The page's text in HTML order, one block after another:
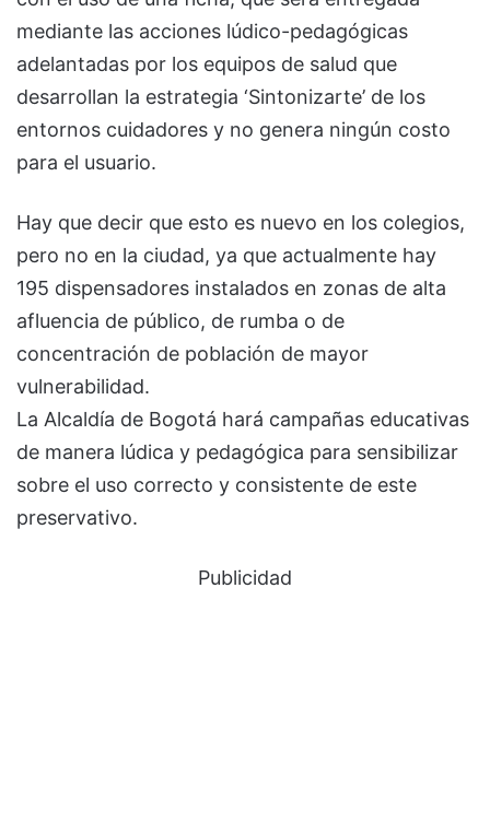
mediante las acciones lúdico-pedagógicas
adelantadas por los equipos de salud que
desarrollan la estrategia ‘Sintonizarte’ de los
entornos cuidadores y no genera ningún costo
para el usuario.
Hay que decir que esto es nuevo en los colegios,
pero no en la ciudad, ya que actualmente hay
195 dispensadores instalados en zonas de alta
afluencia de público, de rumba o de
concentración de población de mayor
vulnerabilidad.
La Alcaldía de Bogotá hará campañas educativas
de manera lúdica y pedagógica para sensibilizar
sobre el uso correcto y consistente de este
preservativo.
Publicidad